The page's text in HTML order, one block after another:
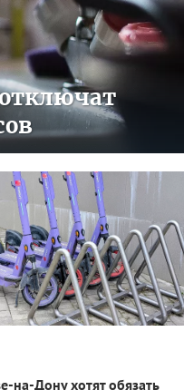
на-Дону хотят обязать